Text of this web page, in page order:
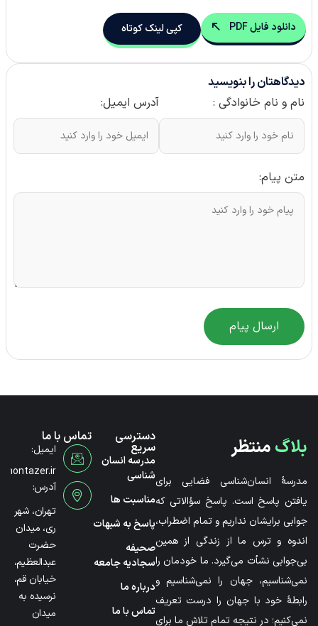
دانلود فایل PDF کپی لینک کوتاه
دیدگاهتان را بنویسید
نام و نام خانوادگی :
آدرس ایمیل:
متن پیام:
ارسال پیام
بلاگمنتظر
مدرسۀ انسان‌شناسی فضایی برای
یافتن پاسخ است. پاسخ سؤالاتی که
جوابی برایشان نداریم و تمام اضطراب،
اندوه و ترس ما از زندگی از همین
بی‌جوابی نشأت می‌گیرد. ما خودمان را
نمی‌شناسیم، جهان را نمی‌شناسیم و
رابطۀ خود با جهان را درست تعریف
نمی‌کنیم؛ در نتیجه تمام تلاش ما برای
دسترسی
سریع
مدرسه انسان
شناسی
مناسبت ها
پاسخ به شبهات
صحیفه
سجادیه جامعه
درباره ما
تماس با ما
تماس با ما
ایمیل:
آدرس:
تهران، شهر
ری، میدان
حضرت
عبدالعظیم،
خیابان قم،
نرسیده به
میدان